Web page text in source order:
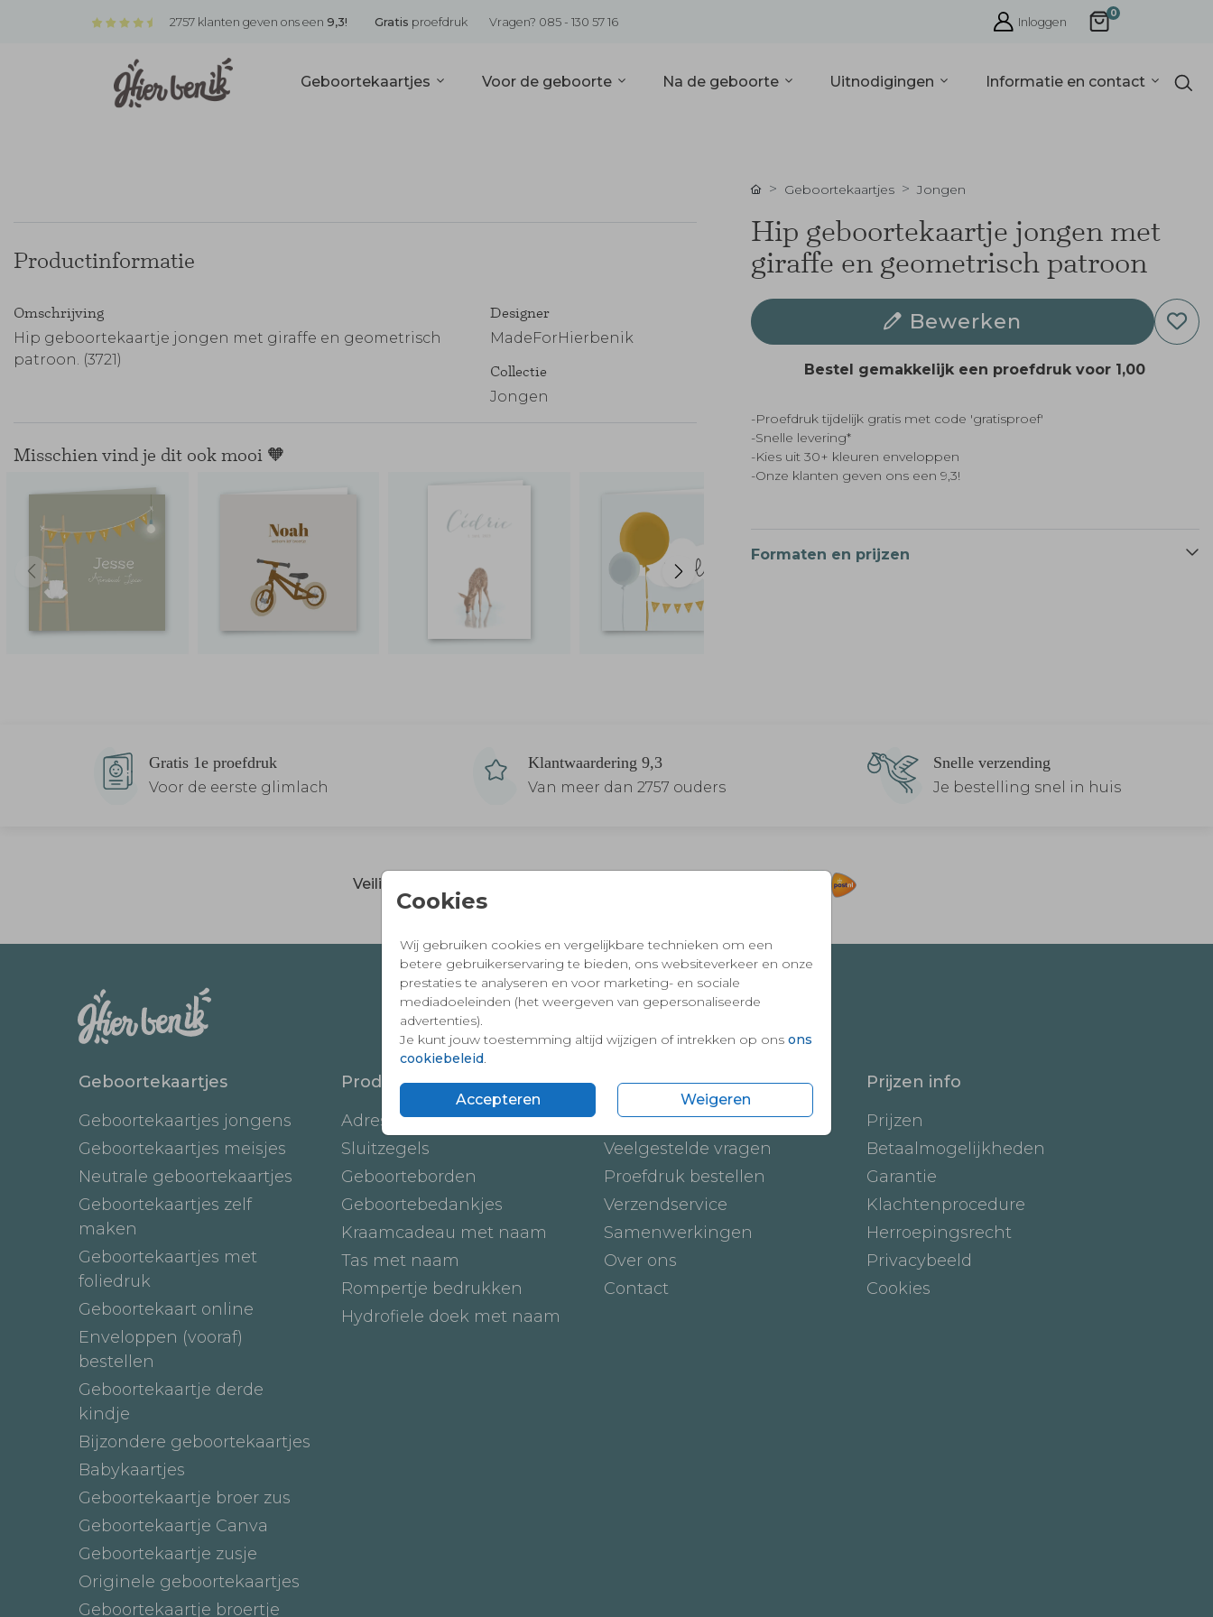
2757 klanten geven ons een 9,3! Gratis proefdruk Vragen? 085 - 130 57 16 Inloggen
0
Geboortekaartjes Voor de geboorte Na de geboorte Uitnodigingen Informatie en contact
Cookies
Wij gebruiken cookies en vergelijkbare technieken om een
betere gebruikerservaring te bieden, ons websiteverkeer en onze
prestaties te analyseren en voor marketing- en sociale
mediadoeleinden (het weergeven van gepersonaliseerde
advertenties).
Je kunt jouw toestemming altijd wijzigen of intrekken op ons ons
cookiebeleid
Accepteren Weigeren
Productinformatie
Omschrijving
Hip geboortekaartje jongen met giraffe en geometrisch
patroon. (3721)
Designer
MadeForHierbenik
Collectie
Jongen
Misschien vind je dit ook mooi 🧡
Geboortekaartjes Jongen
Hip geboortekaartje jongen met
giraffe en geometrisch patroon
Bewerken
Bestel gemakkelijk een proefdruk voor 1,00
-Proefdruk tijdelijk gratis met code 'gratisproef'
-Snelle levering*
-Kies uit 30+ kleuren enveloppen
-Onze klanten geven ons een 9,3!
Formaten en prijzen
Gratis 1e proefdruk
Voor de eerste glimlach
Klantwaardering 9,3
Van meer dan 2757 ouders
Snelle verzending
Je bestelling snel in huis
Veilig en vertrouwd winkelen en betalen
Geboortekaartjes
Geboortekaartjes jongens
Geboortekaartjes meisjes
Neutrale geboortekaartjes
Geboortekaartjes zelf
maken
Geboortekaartjes met
foliedruk
Geboortekaart online
Enveloppen (vooraf)
bestellen
Geboortekaartje derde
kindje
Bijzondere geboortekaartjes
Babykaartjes
Geboortekaartje broer zus
Geboortekaartje Canva
Geboortekaartje zusje
Originele geboortekaartjes
Geboortekaartje broertje
Producten
Adresstickers
Sluitzegels
Geboorteborden
Geboortebedankjes
Kraamcadeau met naam
Tas met naam
Rompertje bedrukken
Hydrofiele doek met naam
Onze service
Hoe werkt het
Veelgestelde vragen
Proefdruk bestellen
Verzendservice
Samenwerkingen
Over ons
Contact
Prijzen info
Prijzen
Betaalmogelijkheden
Garantie
Klachtenprocedure
Herroepingsrecht
Privacybeeld
Cookies